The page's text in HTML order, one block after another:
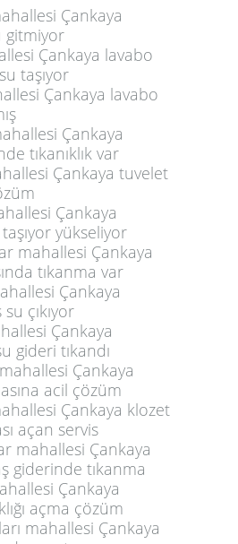
Çankaya
gitmiyor
Çankaya lavabo
taşıyor
Çankaya lavabo
Çankaya
tıkanıklık var
Çankaya tuvelet
Çankaya
yükseliyor
mahallesi Çankaya
tıkanma var
Çankaya
çıkıyor
Çankaya
gideri tıkandı
Çankaya
acil çözüm
Çankaya klozet
açan servis
mahallesi Çankaya
giderinde tıkanma
Çankaya
açma çözüm
mahallesi Çankaya